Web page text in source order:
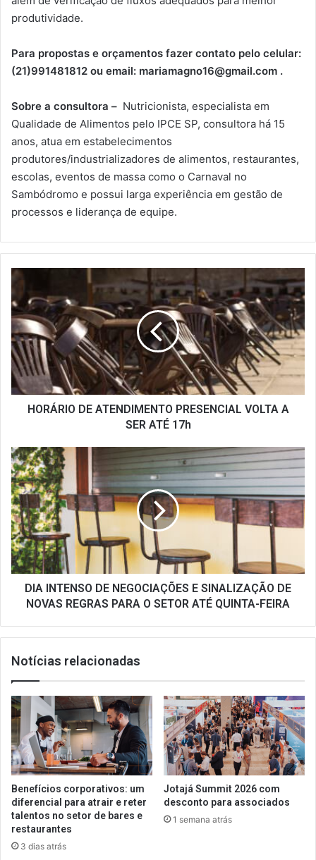
produtividade.
Para propostas e orçamentos fazer contato pelo celular:
(21)991481812 ou email: mariamagno16@gmail.com .
Sobre a consultora – Nutricionista, especialista em
Qualidade de Alimentos pelo IPCE SP, consultora há 15
anos, atua em estabelecimentos
produtores/industrializadores de alimentos, restaurantes,
escolas, eventos de massa como o Carnaval no
Sambódromo e possui larga experiência em gestão de
processos e liderança de equipe.
HORÁRIO
DE
ATENDIMENTO
PRESENCIAL
VOLTA
A
SER
ATÉ
17h
HORÁRIO DE ATENDIMENTO PRESENCIAL VOLTA A
SER ATÉ 17h
DIA
INTENSO
DE
NEGOCIAÇÕES
E
SINALIZAÇÃO
DE
NOVAS
REGRAS
PARA
FEIRA
DIA INTENSO DE NEGOCIAÇÕES E SINALIZAÇÃO DE
NOVAS REGRAS PARA O SETOR ATÉ QUINTA-FEIRA
Notícias relacionadas
Benefícios corporativos: um
diferencial para atrair e reter
talentos no setor de bares e
restaurantes
3 dias atrás
Jotajá Summit 2026 com
desconto para associados
1 semana atrás